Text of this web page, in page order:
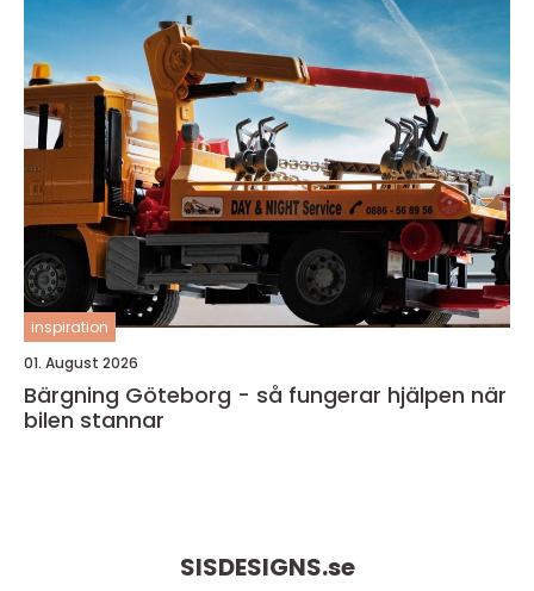
inspiration
01. August 2026
Bärgning Göteborg - så fungerar hjälpen när
bilen stannar
SISDESIGNS.se